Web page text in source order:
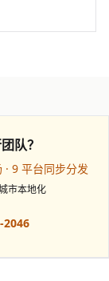
队？
9 平台同步分发
市本地化
2046